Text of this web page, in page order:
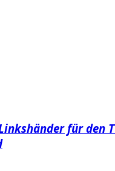
für den